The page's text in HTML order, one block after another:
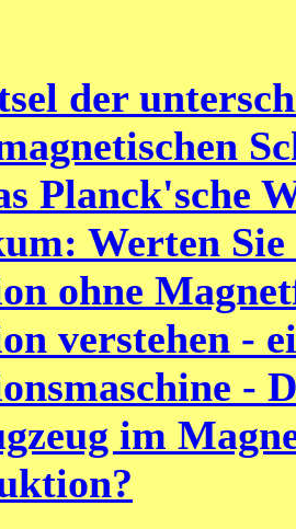
der
Planck'sche
Werten
ohne
verstehen -
-
im